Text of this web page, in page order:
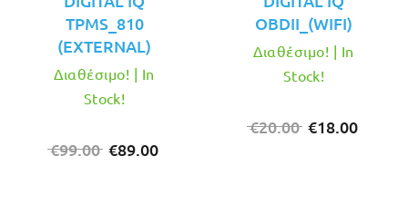
TPMS_810
(EXTERNAL)
€99.00 Original
€89.00
Διαθέσιμο! | In
Stock!
OBDII_(WIFI)
€20.00 Original
€18.00
Διαθέσιμο! | In
Stock!